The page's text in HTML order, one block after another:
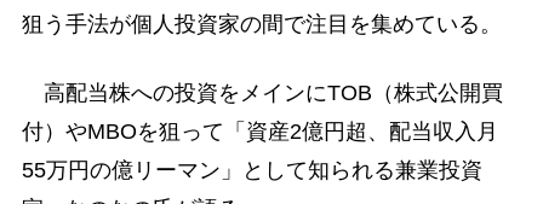
狙う手法が個人投資家の間で注目を集めている。
高配当株への投資をメインにTOB（株式公開買
付）やMBOを狙って「資産2億円超、配当収入月
55万円の億リーマン」として知られる兼業投資